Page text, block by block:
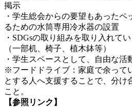
掲示
・学生総会からの要望もあった
るための水筒専用冷水器の設置
・SDGsの取り組みを取り入れて
（一部机、椅子、植木鉢等）
・学生スペースとして、自由な活
※フードドライブ：家庭で余って
とする人へ支援することで、分け
こと。
【参照リンク】